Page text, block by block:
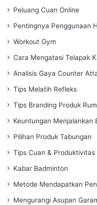
Peluang Cuan Online
Pentingnya Penggunaan
Workout Gym
Cara Mengatasi Telapak
Analisis Gaya Counter
Tips Melatih Refleks
Tips Branding Produk
Keuntungan Menjalankan
Pilihan Produk Tabungan
Tips Cuan & Produktivitas
Kabar Badminton
Metode Mendapatkan
Mengurangi Asupan